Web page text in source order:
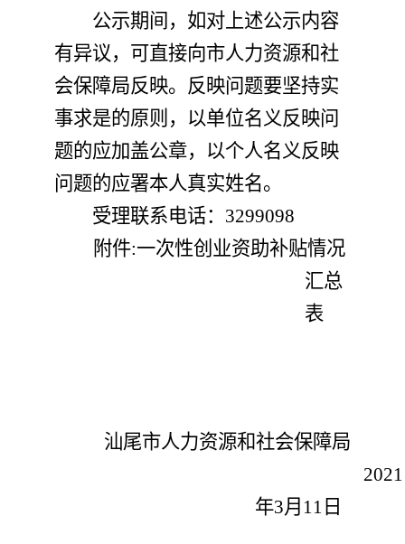
公示期间，如对上述公示内容
有异议，可直接向市人力资源和社
会保障局反映。反映问题要坚持实
事求是的原则，以单位名义反映问
题的应加盖公章，以个人名义反映
问题的应署本人真实姓名。
受理联系电话： 3299098
附件:一次性创业资助补贴情况
汇总
表
汕尾市人力资源和社会保障局
2021
年3月 11 日